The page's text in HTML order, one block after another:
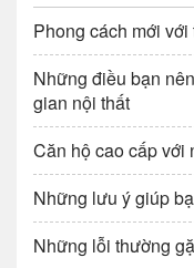
Phong cách mới
Những điều bạn
gian nội thất
Căn hộ cao cấp với
Những lưu ý giúp
Những lỗi thường